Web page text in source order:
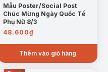
Mẫu Poster/Social Post
Chúc Mừng Ngày Quốc Tế
Phụ Nữ 8/3
48.600₫
Thêm vào giỏ hàng